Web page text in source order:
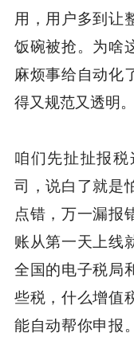
用，用户多到让
饭碗被抢。为啥
麻烦事给自动化
得又规范又透明。
咱们先扯扯报
司，说白了就是
点错，万一漏报
账从第一天上线
全国的电子税局
些税，什么增值
能自动帮你申报